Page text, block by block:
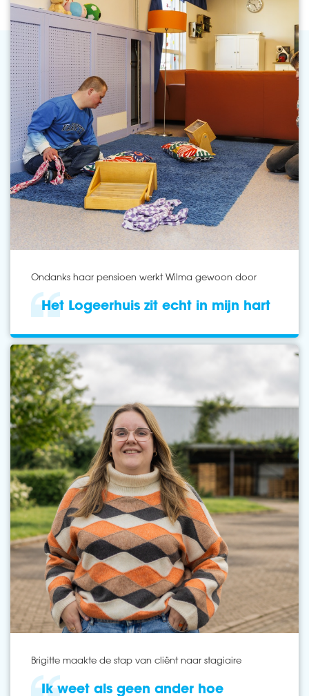
Ondanks haar pensioen werkt Wilma gewoon door
Het Logeerhuis zit echt in mijn hart
Brigitte maakte de stap van cliënt naar stagiaire
Ik weet als geen ander hoe